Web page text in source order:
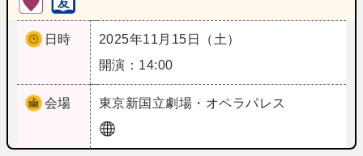
日時
2025年11月15日（土）
開演：14:00
会場 東京新国立劇場・オペラパレス